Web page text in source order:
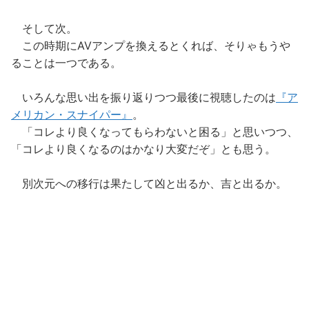
そして次。
この時期にAVアンプを換えるとくれば、そりゃもうや
ることは一つである。
いろんな思い出を振り返りつつ最後に視聴したのは 『ア
メリカン・スナイパー』 。
「コレより良くなってもらわないと困る」と思いつつ、
「コレより良くなるのはかなり大変だぞ」とも思う。
別次元への移行は果たして凶と出るか、吉と出るか。